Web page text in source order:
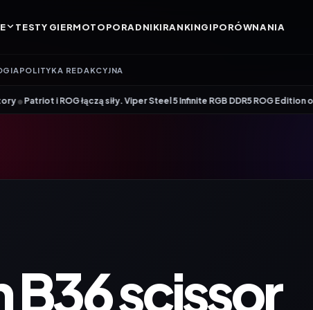
TESTY GIERMOTOPORADNIKIRANKINGIPORÓWNANIA
POLITYKA REDAKCYJNA
łączą siły. Viper Steel 5 Infinite RGB DDR5 ROG Edition oferuje
scissor